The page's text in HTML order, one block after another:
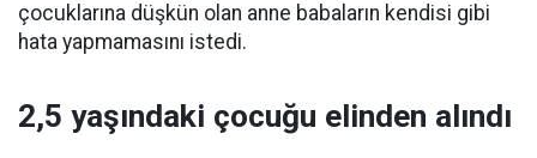
çocuklarına düşkün olan anne babaların kendisi gibi
hata yapmamasını istedi.
2,5 yaşındaki çocuğu elinden alındı